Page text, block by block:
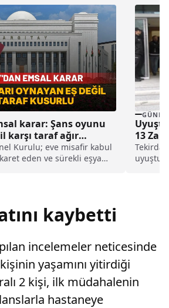
karar: Şans oyunu
karşı taraf ağır
Kurulu; eve misafir kabul
eden ve sürekli eşya
13
kaybetti
incelemeler neticesinde
yaşamını yitirdiği
2 kişi, ilk müdahalenin
hastaneye